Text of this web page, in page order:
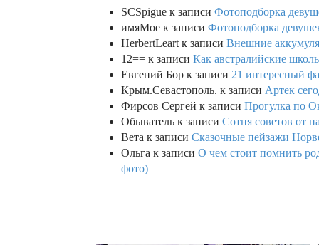
SCSpigue к записи Фотоподборка
имяМое к записи Фотоподборка
HerbertLeart к записи Внешние
12== к записи Как австралийские
Евгений Бор к записи 21 интересный
Крым.Севастополь. к записи Артек
Фирсов Сергей к записи Прогулка по
Обыватель к записи Сотня советов от
Вета к записи Сказочные пейзажи
Ольга к записи О чем стоит помнить
фото)